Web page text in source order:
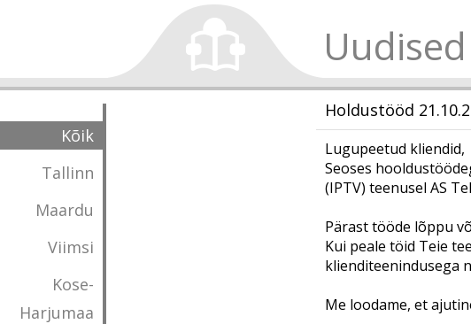
Uudised
Kõik
Tallinn
Maardu
Viimsi
Kose-
Harjumaa
Holdustööd
Lugupeetud kliendid,
Seoses
(IPTV) teenusel AS
Pärast tööde lõppu
Kui peale töid Teie
klienditeenindusega
Me loodame, et